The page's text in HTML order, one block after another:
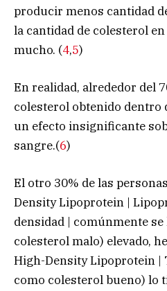
producir menos cantidad
la cantidad de colesterol
mucho. (4,5)
En realidad, alrededor del
colesterol obtenido dentro
un efecto insignificante
sangre.(6)
El otro 30% de las
Density Lipoprotein |
densidad | comúnmente
colesterol malo) elevado,
High-Density Lipoprotein |
como colesterol bueno) lo